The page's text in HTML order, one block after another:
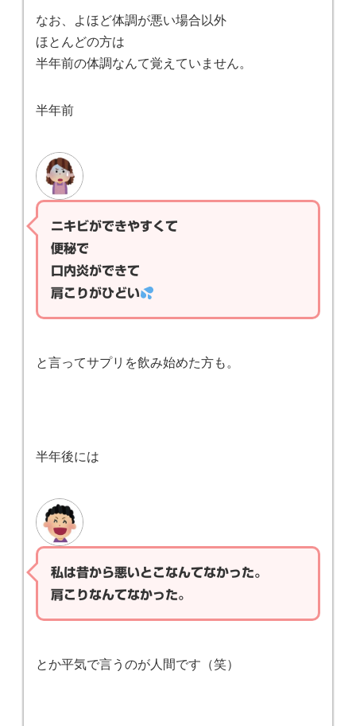
なお、よほど体調が悪い場合以外
ほとんどの方は
半年前の体調なんて覚えていません。
半年前
ニキビができやすくて
便秘で
口内炎ができて
肩こりがひどい
と言ってサプリを飲み始めた方も。
半年後には
私は昔から悪いとこなんてなかった。
肩こりなんてなかった。
とか平気で言うのが人間です（笑）